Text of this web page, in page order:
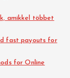
amikkel többet
fast payouts for
for Online